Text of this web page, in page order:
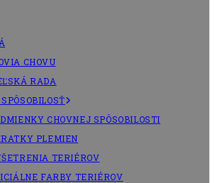
CHOVU
RADA
CHOVNEJ SPÔSOBILOSTI
PLEMIEN
TERIÉROV
FARBY TERIÉROV